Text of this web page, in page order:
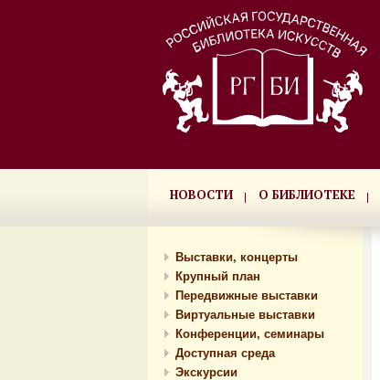
НОВОСТИ О БИБЛИОТЕКЕ
Выставки, концерты
Крупный план
Передвижные выставки
Виртуальные выставки
Конференции, семинары
Доступная среда
Экскурсии